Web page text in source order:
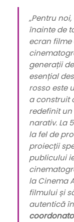
„Pentru
înainte de
ecran
generații
esențial
rosso este
a construit
redefinit un
narativ. La
la fel de
proiecții
publicului
la Cinema
filmului și
autentică